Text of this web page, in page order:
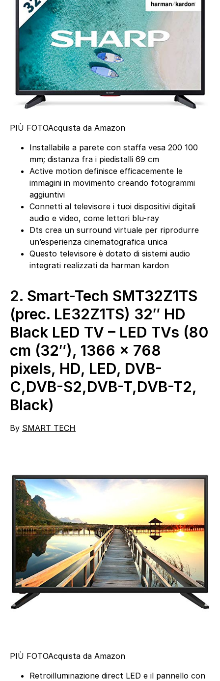
PIÙ FOTOAcquista da Amazon
Installabile a parete con staffa vesa 200 100
mm; distanza fra i piedistalli 69 cm
Active motion definisce efficacemente le
immagini in movimento creando fotogrammi
aggiuntivi
Connetti al televisore i tuoi dispositivi digitali
audio e video, come lettori blu-ray
Dts crea un surround virtuale per riprodurre
un’esperienza cinematografica unica
Questo televisore è dotato di sistemi audio
integrati realizzati da harman kardon
2. Smart-Tech SMT32Z1TS
(prec. LE32Z1TS) 32″ HD
Black LED TV – LED TVs (80
cm (32″), 1366 x 768
pixels, HD, LED, DVB-
C,DVB-S2,DVB-T,DVB-T2,
Black)
By SMART TECH
PIÙ FOTOAcquista da Amazon
Retroilluminazione direct LED e il pannello con